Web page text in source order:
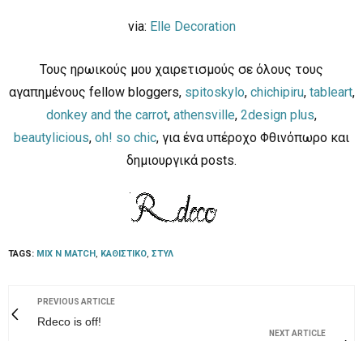
via: Elle Decoration
Τους ηρωικούς μου χαιρετισμούς σε όλους τους
αγαπημένους fellow bloggers, spitoskylo, chichipiru, tableart,
donkey and the carrot, athensville, 2design plus,
beautylicious, oh! so chic, για ένα υπέροχο Φθινόπωρο και
δημιουργικά posts.
TAGS: MIX N MATCH , ΚΑΘΙΣΤΙΚΌ, ΣΤΥΛ
PREVIOUS ARTICLE
Rdeco is off!
NEXT ARTICLE